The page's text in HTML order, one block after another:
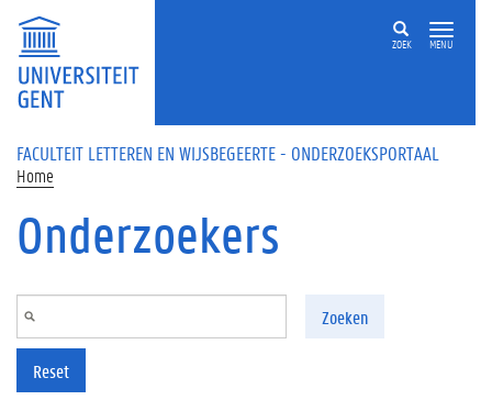
Overslaan en naar de inhoud gaan
ZOEK MENU
FACULTEIT LETTEREN EN WIJSBEGEERTE - ONDERZOEKSPORTAAL
Home
Onderzoekers
Zoeken
Reset